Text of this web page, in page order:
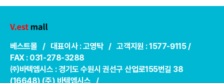
베스트몰 / 대표이사 : 고영탁 / 고객지원 : 1577-9115 /
FAX : 031-278-3288
㈜바텍엠시스 : 경기도 수원시 권선구 산업로155번길 38
(16648) (주) 바텍엠시스 /